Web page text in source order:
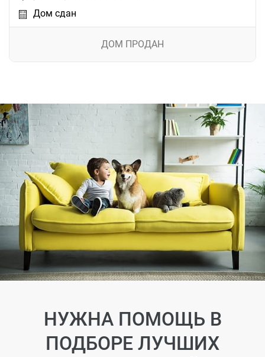
Дом сдан
ДОМ ПРОДАН
НУЖНА ПОМОЩЬ В
ПОДБОРЕ ЛУЧШИХ